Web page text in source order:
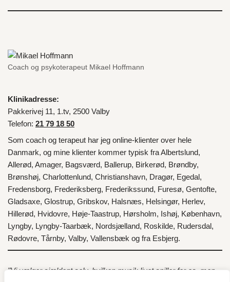
Coach og psykoterapeut Mikael Hoffmann
Klinikadresse:
Pakkerivej 11, 1.tv, 2500 Valby
Telefon: 21 79 18 50
Som coach og terapeut har jeg online-klienter over hele
Danmark, og mine klienter kommer typisk fraAlbertslund,
Allerød, Amager, Bagsværd, Ballerup, Birkerød, Brøndby,
Brønshøj, Charlottenlund, Christianshavn, Dragør, Egedal,
Fredensborg, Frederiksberg, Frederikssund, Furesø, Gentofte,
Gladsaxe, Glostrup, Gribskov, Halsnæs, Helsingør, Herlev,
Hillerød, Hvidovre, Høje-Taastrup, Hørsholm, Ishøj, København,
Lyngby, Lyngby-Taarbæk, Nordsjælland, Roskilde, Rudersdal,
Rødovre, Tårnby, Valby, Vallensbæk og fra Esbjerg.
"Vi vælger sjældent selv, hvilken musik livet spiller for os, men